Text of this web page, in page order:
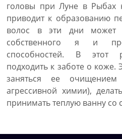
головы при Луне в Рыбах
приводит к образованию
волос в эти дни может
собственного я и
способностей. В этот
подходить к заботе о коже.
заняться ее
агрессивной химии),
принимать теплую ванну со